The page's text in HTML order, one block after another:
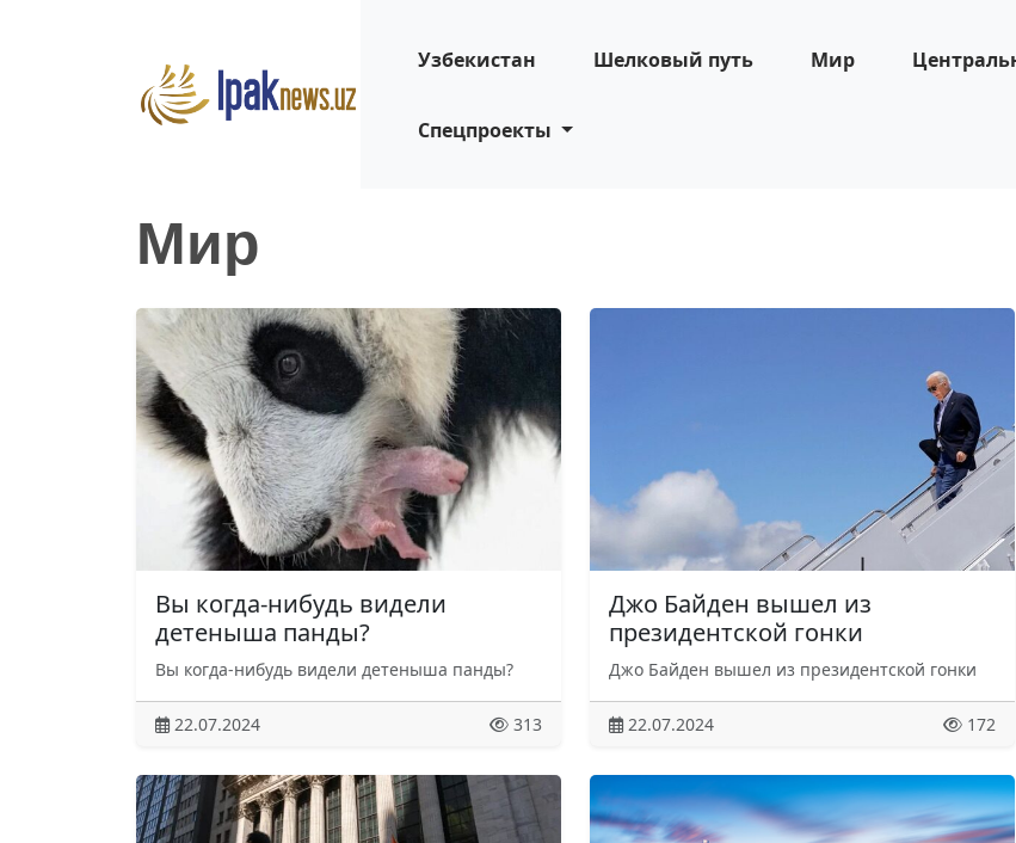
Узбекистан Шелковый путь Мир
Спецпроекты
Мир
Вы когда-нибудь видели
детеныша панды?
Вы когда-нибудь видели детеныша панды?
22.07.2024 313
Джо Байден вышел из
президентской гонки
Джо Байден вышел из президентской гонки
22.07.2024 172